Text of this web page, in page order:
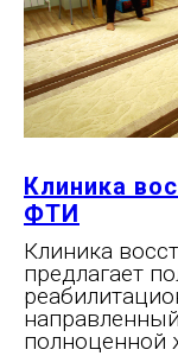
Клиника
ФТИ
Клиника
предлагает
полноценной